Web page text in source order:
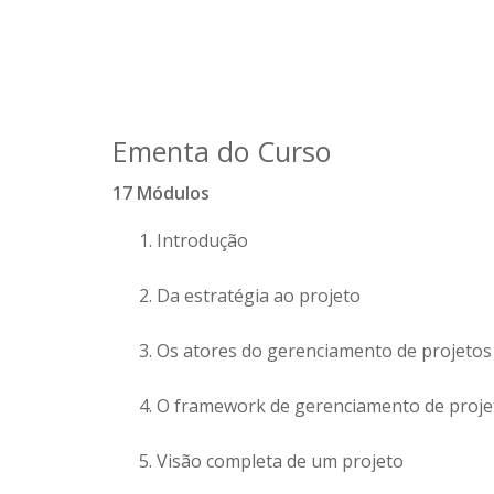
Ementa do Curso
17 Módulos
Introdução
Da estratégia ao projeto
Os atores do gerenciamento de projetos
O framework de gerenciamento de
Visão completa de um projeto